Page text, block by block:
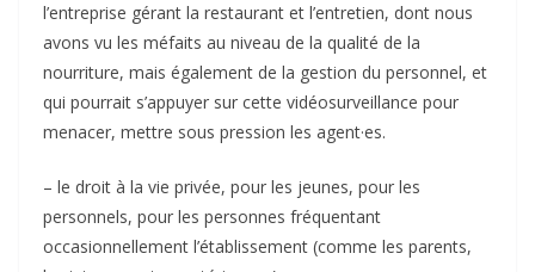
l’entreprise gérant la restaurant et l’entretien, dont nous
avons vu les méfaits au niveau de la qualité de la
nourriture, mais également de la gestion du personnel, et
qui pourrait s’appuyer sur cette vidéosurveillance pour
menacer, mettre sous pression les agent·es.
– le droit à la vie privée, pour les jeunes, pour les
personnels, pour les personnes fréquentant
occasionnellement l’établissement (comme les parents,